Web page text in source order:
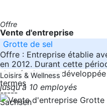
Offre
Vente d'entreprise
Grotte de sel
Offre : Entreprise établie
en 2012. Durant cette
s’est également
termes
-----
Sachsen
Loisirs & Wellness
jusqu'à 10 employés